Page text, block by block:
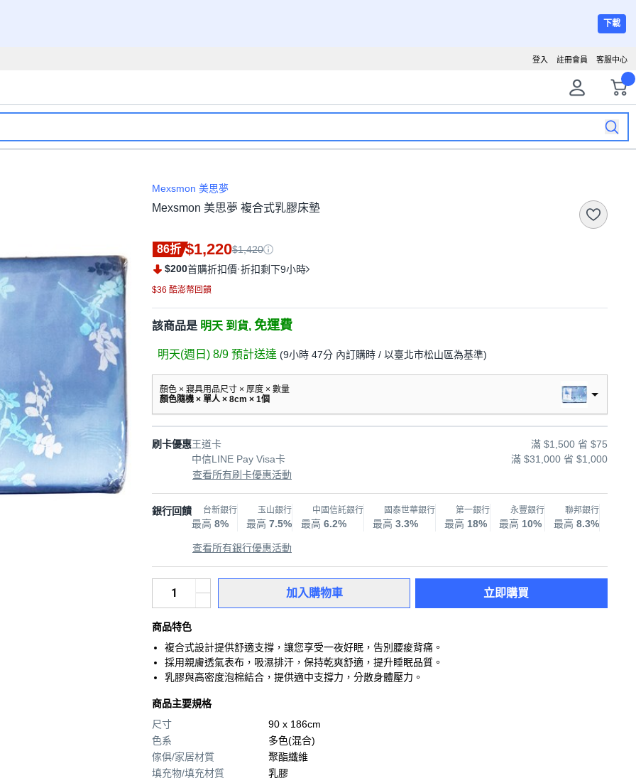
下載
客服中心
註冊會員
登入
Mexsmon 美思夢
Mexsmon 美思夢 複合式乳膠床墊
86折 $1,220$1,420
$200首購折扣價·折扣剩下9小時
$36 酷澎幣回饋
該商品是 明天 到貨, 免運費
明天(週日) 8/9 預計送達 (9小時 47分 內訂購時 / 以臺北市松山區為基準)
顏色 × 寢具用品尺寸 × 厚度 × 數量
顏色隨機 × 單人 × 8cm × 1個
刷卡優惠王道卡
滿 $1,500 省 $75
中信LINE Pay Visa卡
滿 $31,000 省 $1,000
查看所有刷卡優惠活動
銀行回饋 台新銀行
最高 8%
玉山銀行
最高 7.5%
中國信託銀行
最高 6.2%
國泰世華銀行
最高 3.3%
第一銀行
最高 18%
永豐銀行
最高 10%
聯邦銀行
最高 8.3%
查看所有銀行優惠活動
加入購物車 立即購買
商品特色
複合式設計提供舒適支撐，讓您享受一夜好眠，告別腰痠背痛。
採用親膚透氣表布，吸濕排汗，保持乾爽舒適，提升睡眠品質。
乳膠與高密度泡棉結合，提供適中支撐力，分散身體壓力。
商品主要規格
尺寸
90 x 186cm
色系
多色(混合)
傢俱/家居材質
聚酯纖維
填充物/填充材質
乳膠